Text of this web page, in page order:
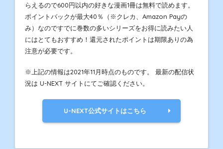
らえるので600円以内の好きな漫画1冊は無料で読めます。
ポイントバックが最大40％（※クレカ、Amazon Payの
み）なのですでに巻数の多いシリーズをお得に読みたい人
にはとてもおすすめ！還元されたポイントは期限ありの為
注意が必要です。
※上記の情報は2021年11月時点のものです。 最新の配信状
況は U-NEXT サイトにてご確認ください。
U-NEXT公式サイトはこちら